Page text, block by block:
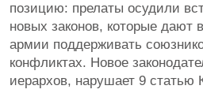
позицию: прелаты осудили
новых законов, которые дают
армии поддерживать
конфликтах. Новое
иерархов, нарушает 9 статью